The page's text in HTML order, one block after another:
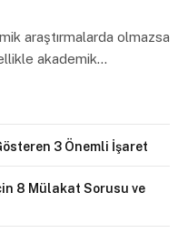
araştırmalarda olmazsa
akademik…
3 Önemli İşaret
8 Mülakat Sorusu ve